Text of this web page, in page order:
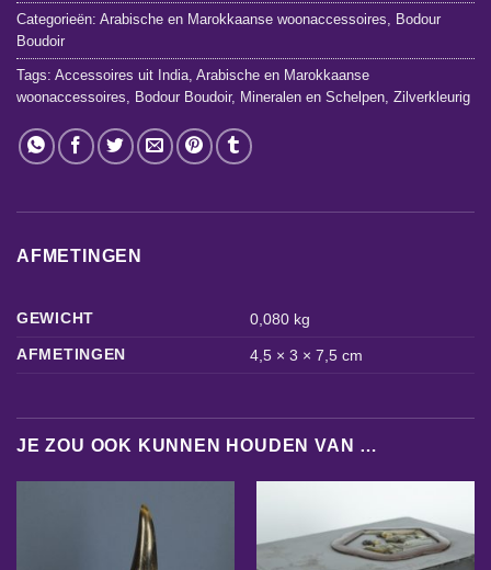
Categorieën: Arabische en Marokkaanse woonaccessoires, Bodour
Boudoir
Tags: Accessoires uit India, Arabische en Marokkaanse
woonaccessoires, Bodour Boudoir, Mineralen en Schelpen, Zilverkleurig
AFMETINGEN
GEWICHT
0,080 kg
AFMETINGEN
4,5 × 3 × 7,5 cm
JE ZOU OOK KUNNEN HOUDEN VAN …